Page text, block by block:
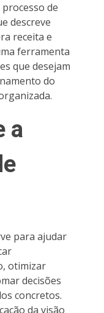
de
descreve
receita e
ferramenta
que desejam
do
a
para ajudar
otimizar
decisões
concretos.
da visão